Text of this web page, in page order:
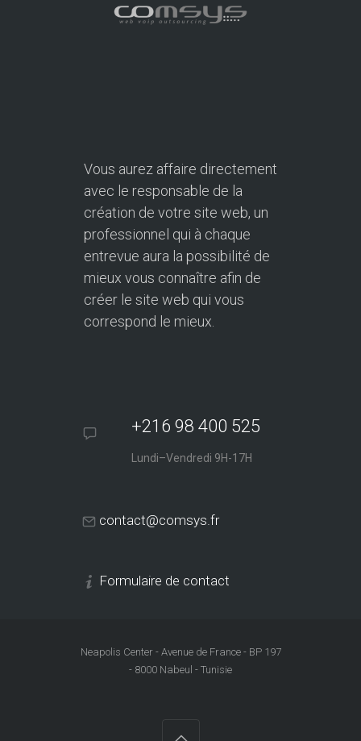
Vous aurez affaire directement
avec le responsable de la
création de votre site web, un
professionnel qui à chaque
entrevue aura la possibilité de
mieux vous connaître afin de
créer le site web qui vous
correspond le mieux.
+216 98 400 525
Lundi–Vendredi 9H-17H
contact@comsys.fr
Formulaire de contact
Neapolis Center - Avenue de France - BP 197
- 8000 Nabeul - Tunisie